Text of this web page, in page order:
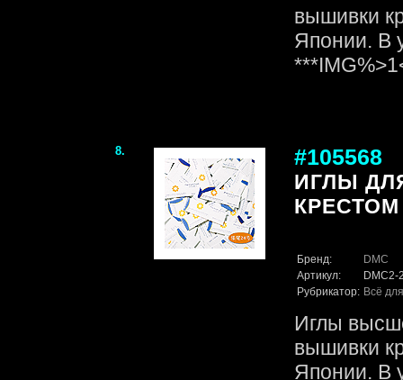
вышивки
Японии. В
8. #105568
ИГЛЫ
КРЕСТОМ
Бренд:
DMC
Артикул:
DMC2-
Рубрикатор: Всё
Иглы
вышивки
Японии. В